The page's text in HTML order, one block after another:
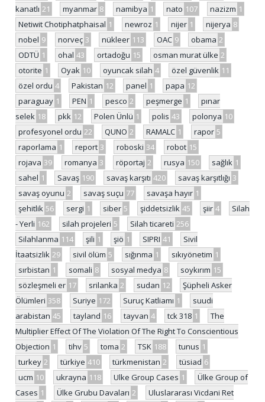
kanatlı 21 myanmar 8 namibya 1 nato 107 nazizm 1
Netiwit Chotiphatphaisal 1 newroz 1 nijer 1 nijerya 8
nobel 9 norveç 3 nükleer 113 OAC 9 obama 2
ODTÜ 1 ohal 43 ortadoğu 15 osman murat ülke 2
otorite 1 Oyak 10 oyuncak silah 4 özel güvenlik 11
özel ordu 4 Pakistan 12 panel 1 papa 12
paraguay 1 PEN 1 pesco 2 peşmerge 1
pınar
selek 18 pkk 12 Polen Ünlü 1 polis 43 polonya 10
profesyonel ordu 22 QUNO 2 RAMALC 1 rapor 5
raporlama 1 report 3 roboski 34 robot 15
rojava 39 romanya 3 röportaj 2 rusya 150 sağlık 1
sahel 1 Savaş 190 savaş karşıtı 420 savaş karşıtlığı 3
savaş oyunu 2 savaş suçu 77 savaşa hayır 1
şehitlik 56 sergi 1 siber 5 şiddetsizlik 45 şiir 4
Silah
- Yerli 162 silah projeleri 5 Silah ticareti 256
Silahlanma 114 şili 1 şiö 1 SIPRI 41
Sivil
İtaatsizlik 29 sivil ölüm 5 sığınma 1 sıkıyönetim 1
sırbistan 1 somali 8 sosyal medya 8 soykırım 15
sözleşmeli er 17 srilanka 2 sudan 12
Şüpheli Asker
Ölümleri 358 Suriye 172 Suruç Katliamı 1
suudi
arabistan 45 tayland 16 tayvan 4 tck 318 1
The
Multiplier Effect Of The Violation Of The Right To Conscientious
Objection 1 tihv 5 toma 2 TSK 188 tunus 1
turkey 2 türkiye 410 türkmenistan 2 tüsiad 6
ucm 10 ukrayna 118 Ulke Group Cases 1
Ülke Group of
Cases 1 Ülke Grubu Davaları 2
Uluslararası Vicdani Ret